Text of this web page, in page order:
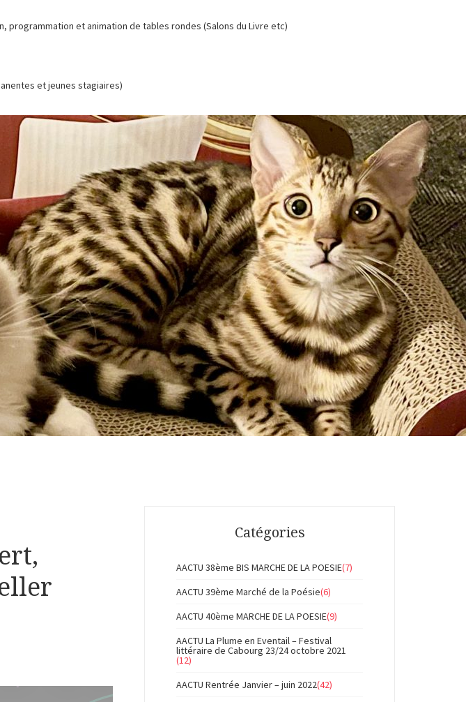
programmation et animation de tables rondes (Salons du Livre etc)
et jeunes stagiaires)
Catégories
AACTU 38ème BIS MARCHE DE LA POESIE(7)
AACTU 39ème Marché de la Poésie(6)
AACTU 40ème MARCHE DE LA POESIE(9)
AACTU La Plume en Eventail – Festival
littéraire de Cabourg 23/24 octobre 2021
(12)
AACTU Rentrée Janvier – juin 2022(42)